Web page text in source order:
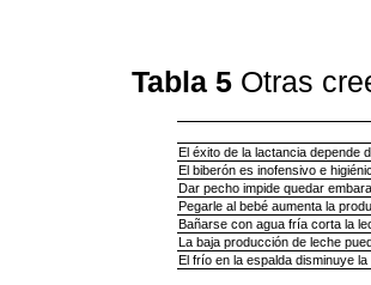
Tabla 5 Otras
El éxito de la lactancia depende
El biberón es inofensivo e
Dar pecho impide quedar
Pegarle al bebé aumenta la
Bañarse con agua fría corta la
La baja producción de leche
El frío en la espalda disminuye